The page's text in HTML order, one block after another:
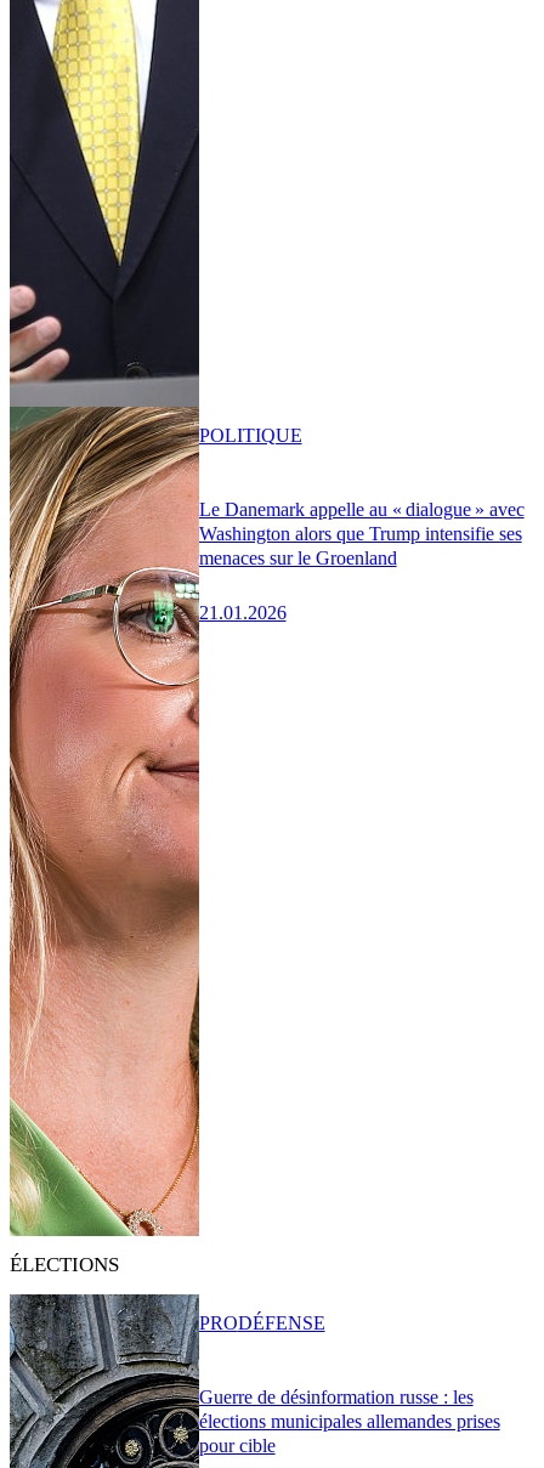
Le Danemark appelle au « dialogue » avec
Washington alors que Trump intensifie ses
menaces sur le Groenland
21.01.2026
POLITIQUE
ÉLECTIONS
Guerre de désinformation russe : les
élections municipales allemandes prises
pour cible
PRODÉFENSE